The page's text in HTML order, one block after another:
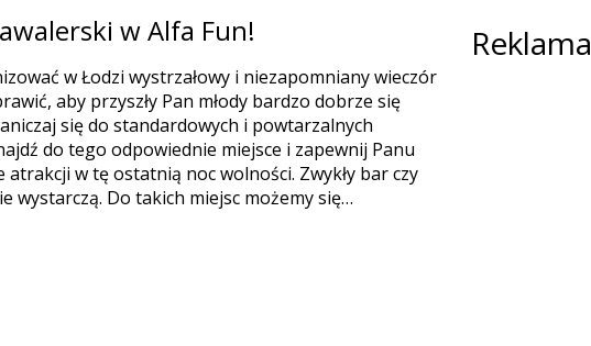
Reklama
w Alfa Fun!
w Łodzi wystrzałowy i niezapomniany wieczór
aby przyszły Pan młody bardzo dobrze się
się do standardowych i powtarzalnych
do tego odpowiednie miejsce i zapewnij Panu
atrakcji w tę ostatnią noc wolności. Zwykły bar czy
wystarczą. Do takich miejsc możemy się…